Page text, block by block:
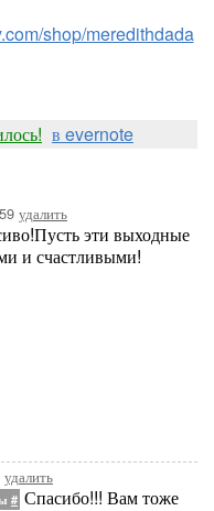
shop/meredithdada
в evernote
удалить
эти выходные
и счастливыми!
удалить
# Спасибо!!! Вам тоже